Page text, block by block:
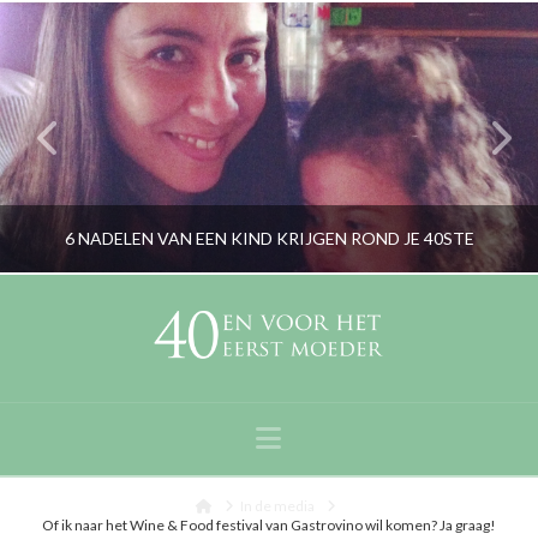
6 NADELEN VAN EEN KIND KRIJGEN ROND JE 40STE
RORYBLOKZIJL
Navigation
Of ik naar het Wine & Food festival van Gastrovino wil komen? Ja graag!